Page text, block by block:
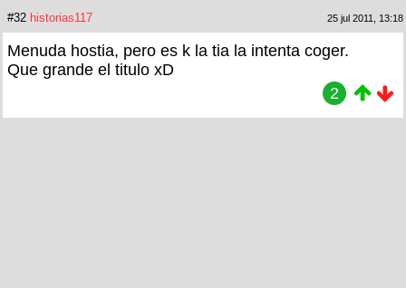
#32 historias117 25 jul 2011, 13:18
Menuda hostia, pero es k la tia la intenta coger.
Que grande el titulo xD
2